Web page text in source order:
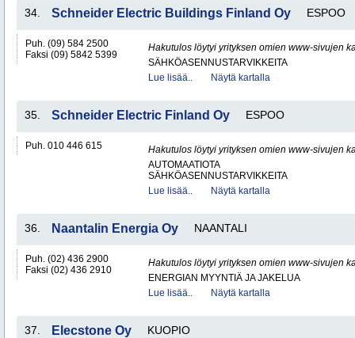
34. Schneider Electric Buildings Finland Oy ESPOO
Puh. (09) 584 2500
Faksi (09) 5842 5399
Hakutulos löytyi yrityksen omien www-sivujen
SÄHKÖASENNUSTARVIKKEITA
Lue lisää..
Näytä kartalla
35. Schneider Electric Finland Oy ESPOO
Puh. 010 446 615
Hakutulos löytyi yrityksen omien www-sivujen
AUTOMAATIOTA
SÄHKÖASENNUSTARVIKKEITA
Lue lisää..
Näytä kartalla
36. Naantalin Energia Oy NAANTALI
Puh. (02) 436 2900
Faksi (02) 436 2910
Hakutulos löytyi yrityksen omien www-sivujen
ENERGIAN MYYNTIÄ JA JAKELUA
Lue lisää..
Näytä kartalla
37. Elecstone Oy KUOPIO